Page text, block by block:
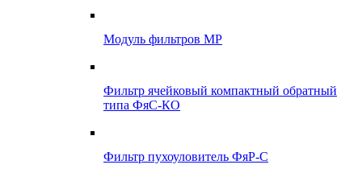
Модуль фильтров МР
Фильтр ячейковый компактный обратный
типа ФяС-КО
Фильтр пухоуловитель ФяР-С